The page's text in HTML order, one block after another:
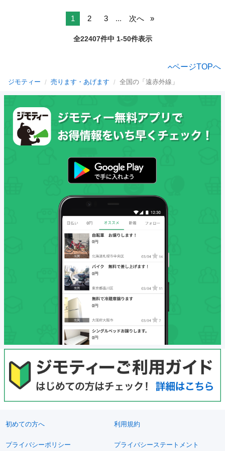
1 2 3 ... 次へ
全22407件中 1-50件表示
ページTOPへ
ジモティー 売ります・あげます 全国の「遠赤外線」
初めての方へ 利用規約
プライバシーポリシー プライバシーステートメント